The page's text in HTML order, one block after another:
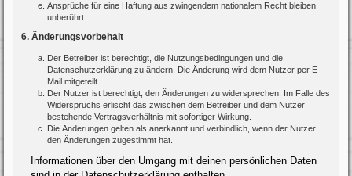
Ansprüche für eine Haftung aus zwingendem nationalem Recht bleiben
unberührt.
6. Änderungsvorbehalt
Der Betreiber ist berechtigt, die Nutzungsbedingungen und die
Datenschutzerklärung zu ändern. Die Änderung wird dem Nutzer per E-
Mail mitgeteilt.
Der Nutzer ist berechtigt, den Änderungen zu widersprechen. Im Falle des
Widerspruchs erlischt das zwischen dem Betreiber und dem Nutzer
bestehende Vertragsverhältnis mit sofortiger Wirkung.
Die Änderungen gelten als anerkannt und verbindlich, wenn der Nutzer
den Änderungen zugestimmt hat.
Informationen über den Umgang mit deinen persönlichen Daten